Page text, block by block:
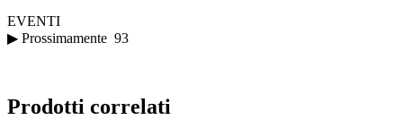
EVENTI
▶ Prossimamente 93
Prodotti correlati